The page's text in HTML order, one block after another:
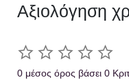
Αξιολόγηση
0 μέσος όρος βάσει 0